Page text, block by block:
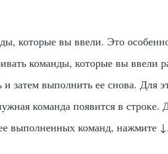
которые вы ввели. Это
команды, которые вы ввели
затем выполнить ее снова. Для
команда появится в строке.
выполненных команд, нажмите ↓.